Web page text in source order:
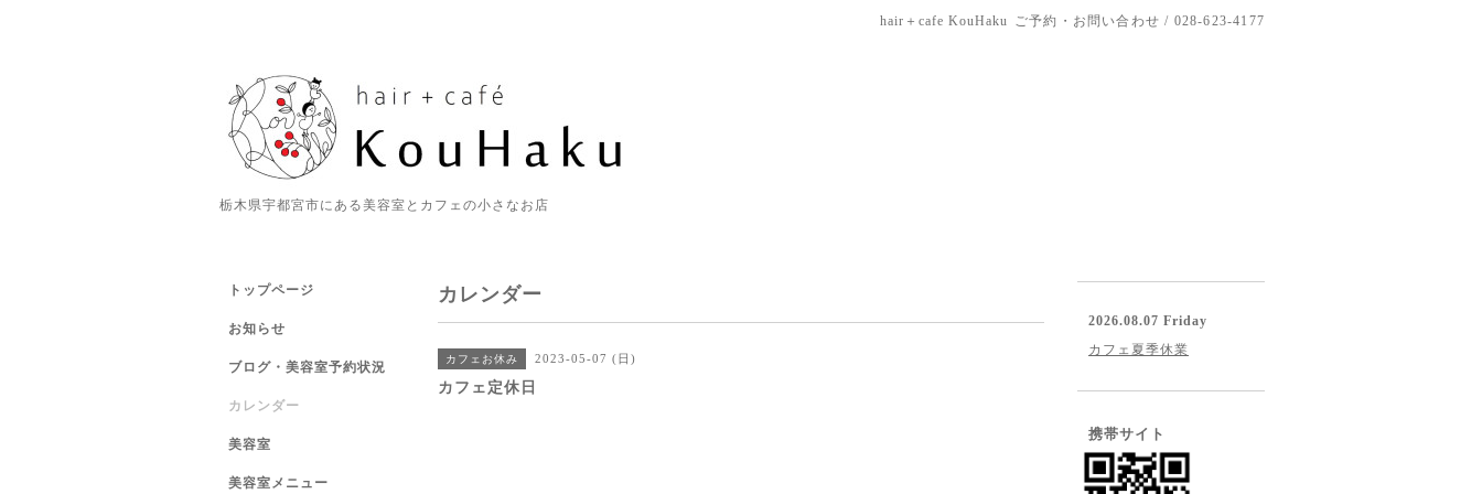
hair＋cafe KouHaku ご予約・お問い合わせ / 028-623-4177
栃木県宇都宮市にある美容室とカフェの小さなお店
カレンダー
カフェお休み 2023-05-07 (日)
カフェ定休日
トップページ
お知らせ
ブログ・美容室予約状況
カレンダー
美容室
美容室メニュー
2026.08.07 Friday
カフェ夏季休業
携帯サイト